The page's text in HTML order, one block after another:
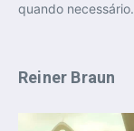
quando necessário.
Reiner Braun